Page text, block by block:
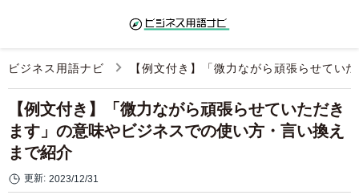
ビジネス用語ナビ 【例文付き】「微力ながら頑張らせてい
【例文付き】「微力ながら頑張らせていただき
ます」の意味やビジネスでの使い方・言い換え
まで紹介
更新: 2023/12/31